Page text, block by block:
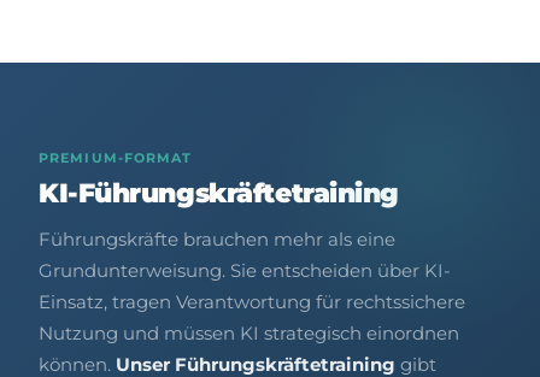
PREMIUM-FORMAT
KI-Führungskräftetraining
Führungskräfte brauchen mehr als eine
Grundunterweisung. Sie entscheiden über KI-
Einsatz, tragen Verantwortung für rechtssichere
Nutzung und müssen KI strategisch einordnen
können. Unser Führungskräftetraining gibt